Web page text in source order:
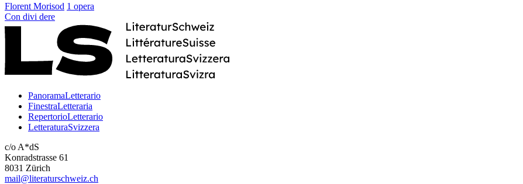
Florent Morisod 1 opera
Con divi dere
PanoramaLetterario
FinestraLetteraria
RepertorioLetterario
LetteraturaSvizzera
c/o A*dS
Konradstrasse 61
8031 Zürich
mail@literaturschweiz.ch